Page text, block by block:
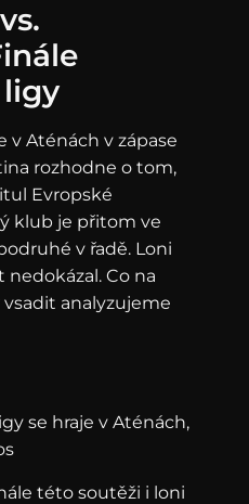
v Aténách v zápase
rozhodne o tom,
Evropské
klub je přitom ve
v řadě. Loni
nedokázal. Co na
analyzujeme
se hraje v Aténách,
této soutěži i loni